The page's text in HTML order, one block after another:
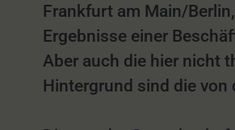
Frankfurt am Main/
Ergebnisse einer
Aber auch die hier nicht
Hintergrund sind die von